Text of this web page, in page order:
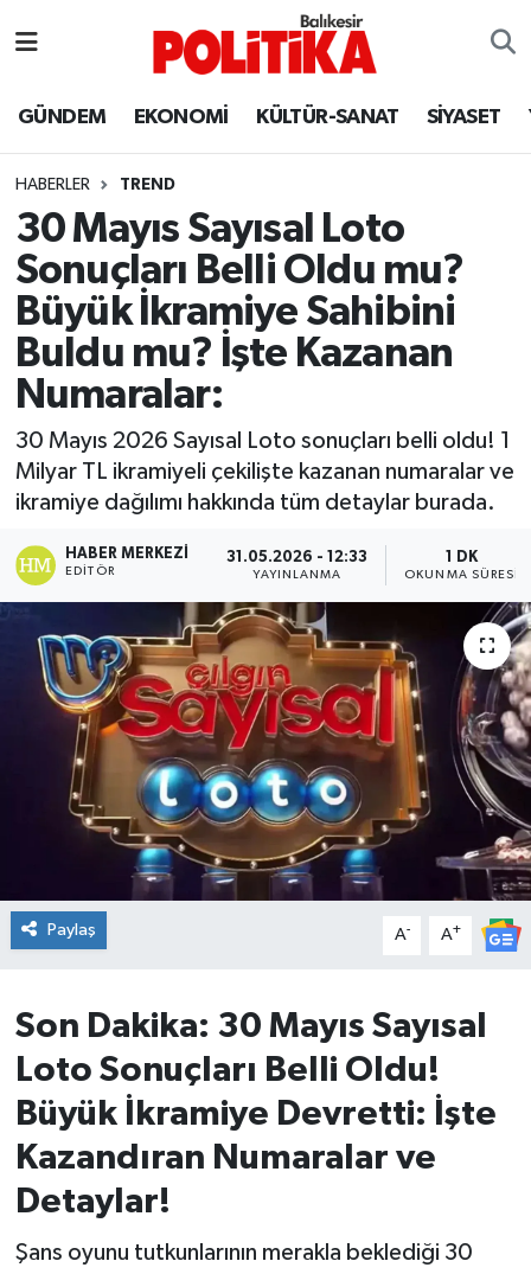
GÜNDEM EKONOMİ KÜLTÜR-SANAT SİYASET
HABERLER TREND
30 Mayıs Sayısal Loto
Sonuçları Belli Oldu mu?
Büyük İkramiye Sahibini
Buldu mu? İşte Kazanan
Numaralar:
30 Mayıs 2026 Sayısal Loto sonuçları belli oldu! 1
Milyar TL ikramiyeli çekilişte kazanan numaralar ve
ikramiye dağılımı hakkında tüm detaylar burada.
HABER MERKEZI
EDITÖR
31.05.2026 - 12:33
YAYINLANMA
1 DK
OKUNMA SÜRESI
Paylaş A- A+
Son Dakika: 30 Mayıs Sayısal
Loto Sonuçları Belli Oldu!
Büyük İkramiye Devretti: İşte
Kazandıran Numaralar ve
Detaylar!
Şans oyunu tutkunlarının merakla beklediği 30
Ayvalık
Balya
Bandırma
Bigadiç
BİYOGRAFİLER
Burhaniye
ÇEVRE
DÜNYA
Dursunbey
Edremit
EĞİTİM
EKONOMİ
Gömeç
Havran
İvrindi
Balıkesir Hava Durumu
Balıkesir Namaz Vakitleri
Balıkesir Trafik Yoğunluk Haritası
Süper Lig Puan Durumu ve Fikstür
Tüm Manşetler
Son Dakika Haberleri
Haber Arşivi